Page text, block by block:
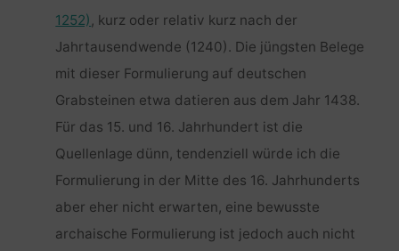
1252) , kurz oder relativ kurz nach der
Jahrtausendwende (1240). Die jüngsten Belege
mit dieser Formulierung auf deutschen
Grabsteinen etwa datieren aus dem Jahr 1438.
Für das 15. und 16. Jahrhundert ist die
Quellenlage dünn, tendenziell würde ich die
Formulierung in der Mitte des 16. Jahrhunderts
aber eher nicht erwarten, eine bewusste
archaische Formulierung ist jedoch auch nicht